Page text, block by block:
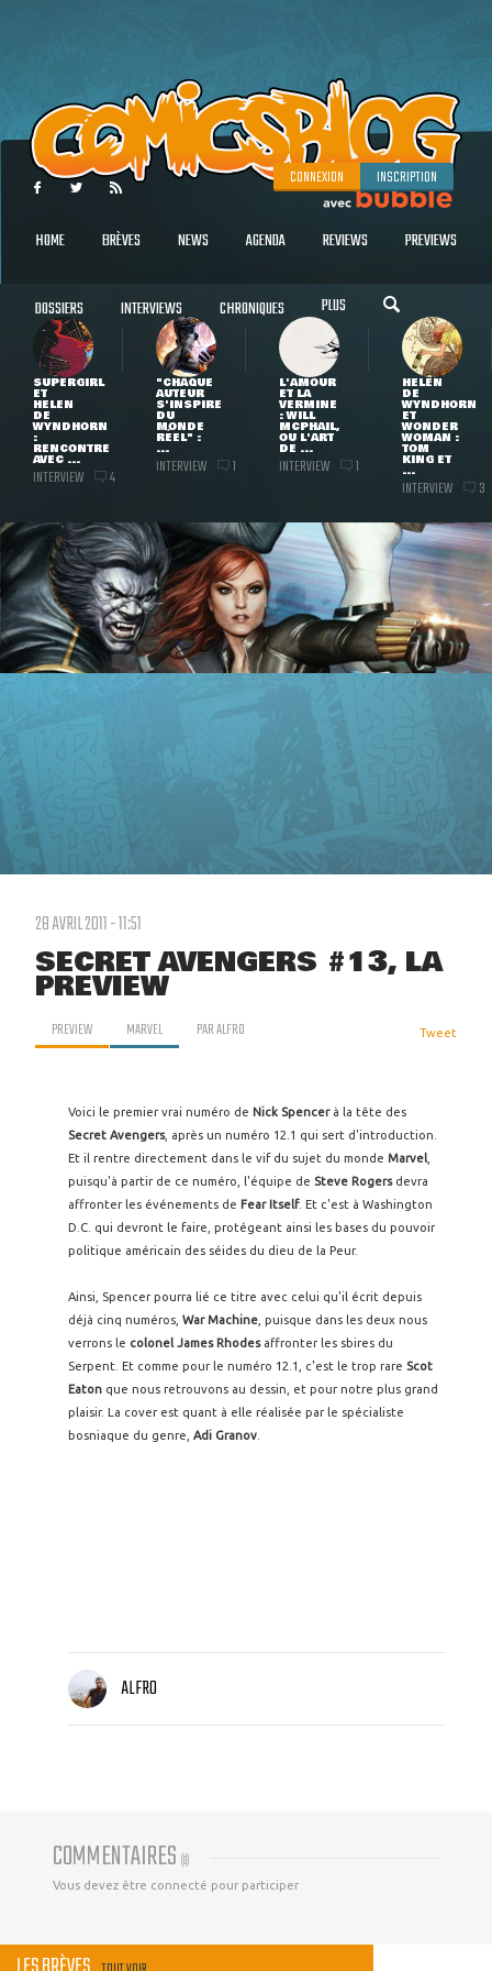
CONNEXION INSCRIPTION
HOME BRÈVES NEWS AGENDA REVIEWS PREVIEWS
DOSSIERS INTERVIEWS CHRONIQUES PLUS
SUPERGIRL
ET
HELEN
DE
WYNDHORN
:
RENCONTRE
AVEC ...
INTERVIEW 4
"CHAQUE
AUTEUR
S'INSPIRE
DU
MONDE
RÉEL" :
...
INTERVIEW 1
L'AMOUR
ET LA
VERMINE
: WILL
MCPHAIL,
OU L'ART
DE ...
INTERVIEW 1
HELEN
DE
WYNDHORN
ET
WONDER
WOMAN :
TOM
KING ET
...
INTERVIEW 3
28 AVRIL 2011 - 11:51
SECRET AVENGERS #13, LA
PREVIEW
PREVIEW MARVEL PARALFRO Tweet
Voici le premier vrai numéro de Nick Spencerà la tête des
Secret Avengers, après un numéro 12.1 qui sert d'introduction.
Et il rentre directement dans le vif du sujet du monde Marvel
puisqu'à partir de ce numéro, l'équipe de Steve Rogersdevra
affronter les événements de Fear Itself. Et c'est à Washington
D.C. qui devront le faire, protégeant ainsi les bases du pouvoir
politique américain des séides du dieu de la Peur.
Ainsi, Spencer pourra lié ce titre avec celui qu'il écrit depuis
déjà cinq numéros, War Machine , puisque dans les deux nous
verrons le colonel James Rhodesaffronter les sbires du
Serpent. Et comme pour le numéro 12.1, c'est le trop rare Scot
Eaton que nous retrouvons au dessin, et pour notre plus grand
plaisir. La cover est quant à elle réalisée par le spécialiste
bosniaque du genre, Adi Granov
ALFRO
COMMENTAIRES (0)
Vous devez être connecté pour participer